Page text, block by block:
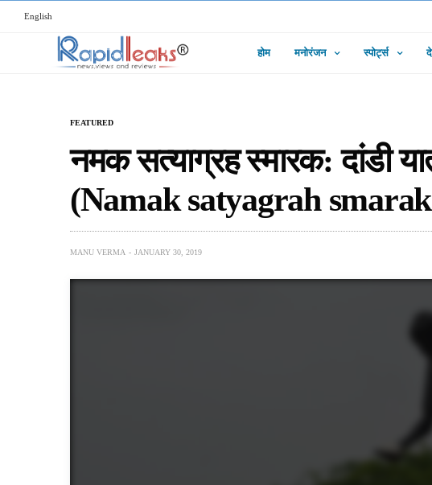
English
होम मनोरंजन स्पोर्ट्स
FEATURED
नमक सत्याग्रह स्मारक: दांडी
(Namak satyagrah
MANU VERMA JANUARY 30, 2019